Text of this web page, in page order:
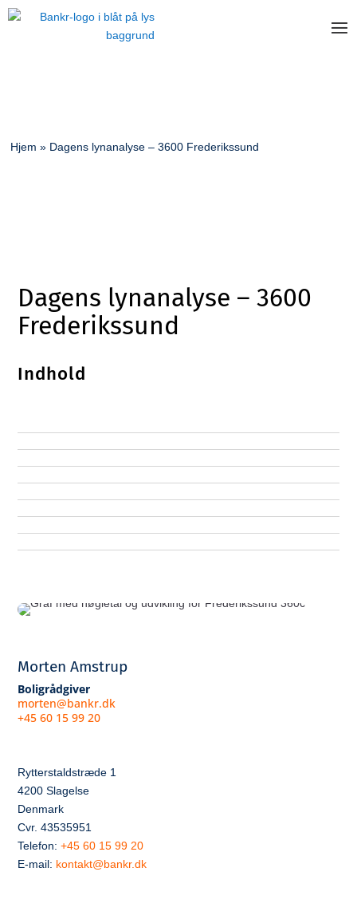
Hjem » Dagens lynanalyse – 3600 Frederikssund
Dagens lynanalyse – 3600
Frederikssund
Indhold
Morten Amstrup
Boligrådgiver
morten@bankr.dk
+45 60 15 99 20
Rytterstaldstræde 1
4200 Slagelse
Denmark
Cvr. 43535951
Telefon:+45 60 15 99 20
E-mail: kontakt@bankr.dk